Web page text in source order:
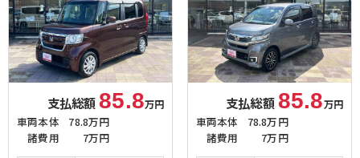
支払総額 85.8万円
車両本体
78.8万円
諸費用
7万円
支払総額 85.8万円
車両本体
78.8万円
諸費用
7万円